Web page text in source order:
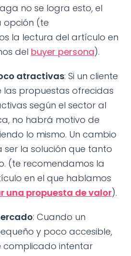
no se logra esto, el
opción (te
la lectura del artículo en
del buyer persona).
atractivas: Si un cliente
las propuestas ofrecidas
según el sector al
no habrá motivo de
lo mismo. Un cambio
la solución que tanto
(te recomendamos la
en el que hablamos
una propuesta de valor).
: Cuando un
y poco accesible,
complicado intentar